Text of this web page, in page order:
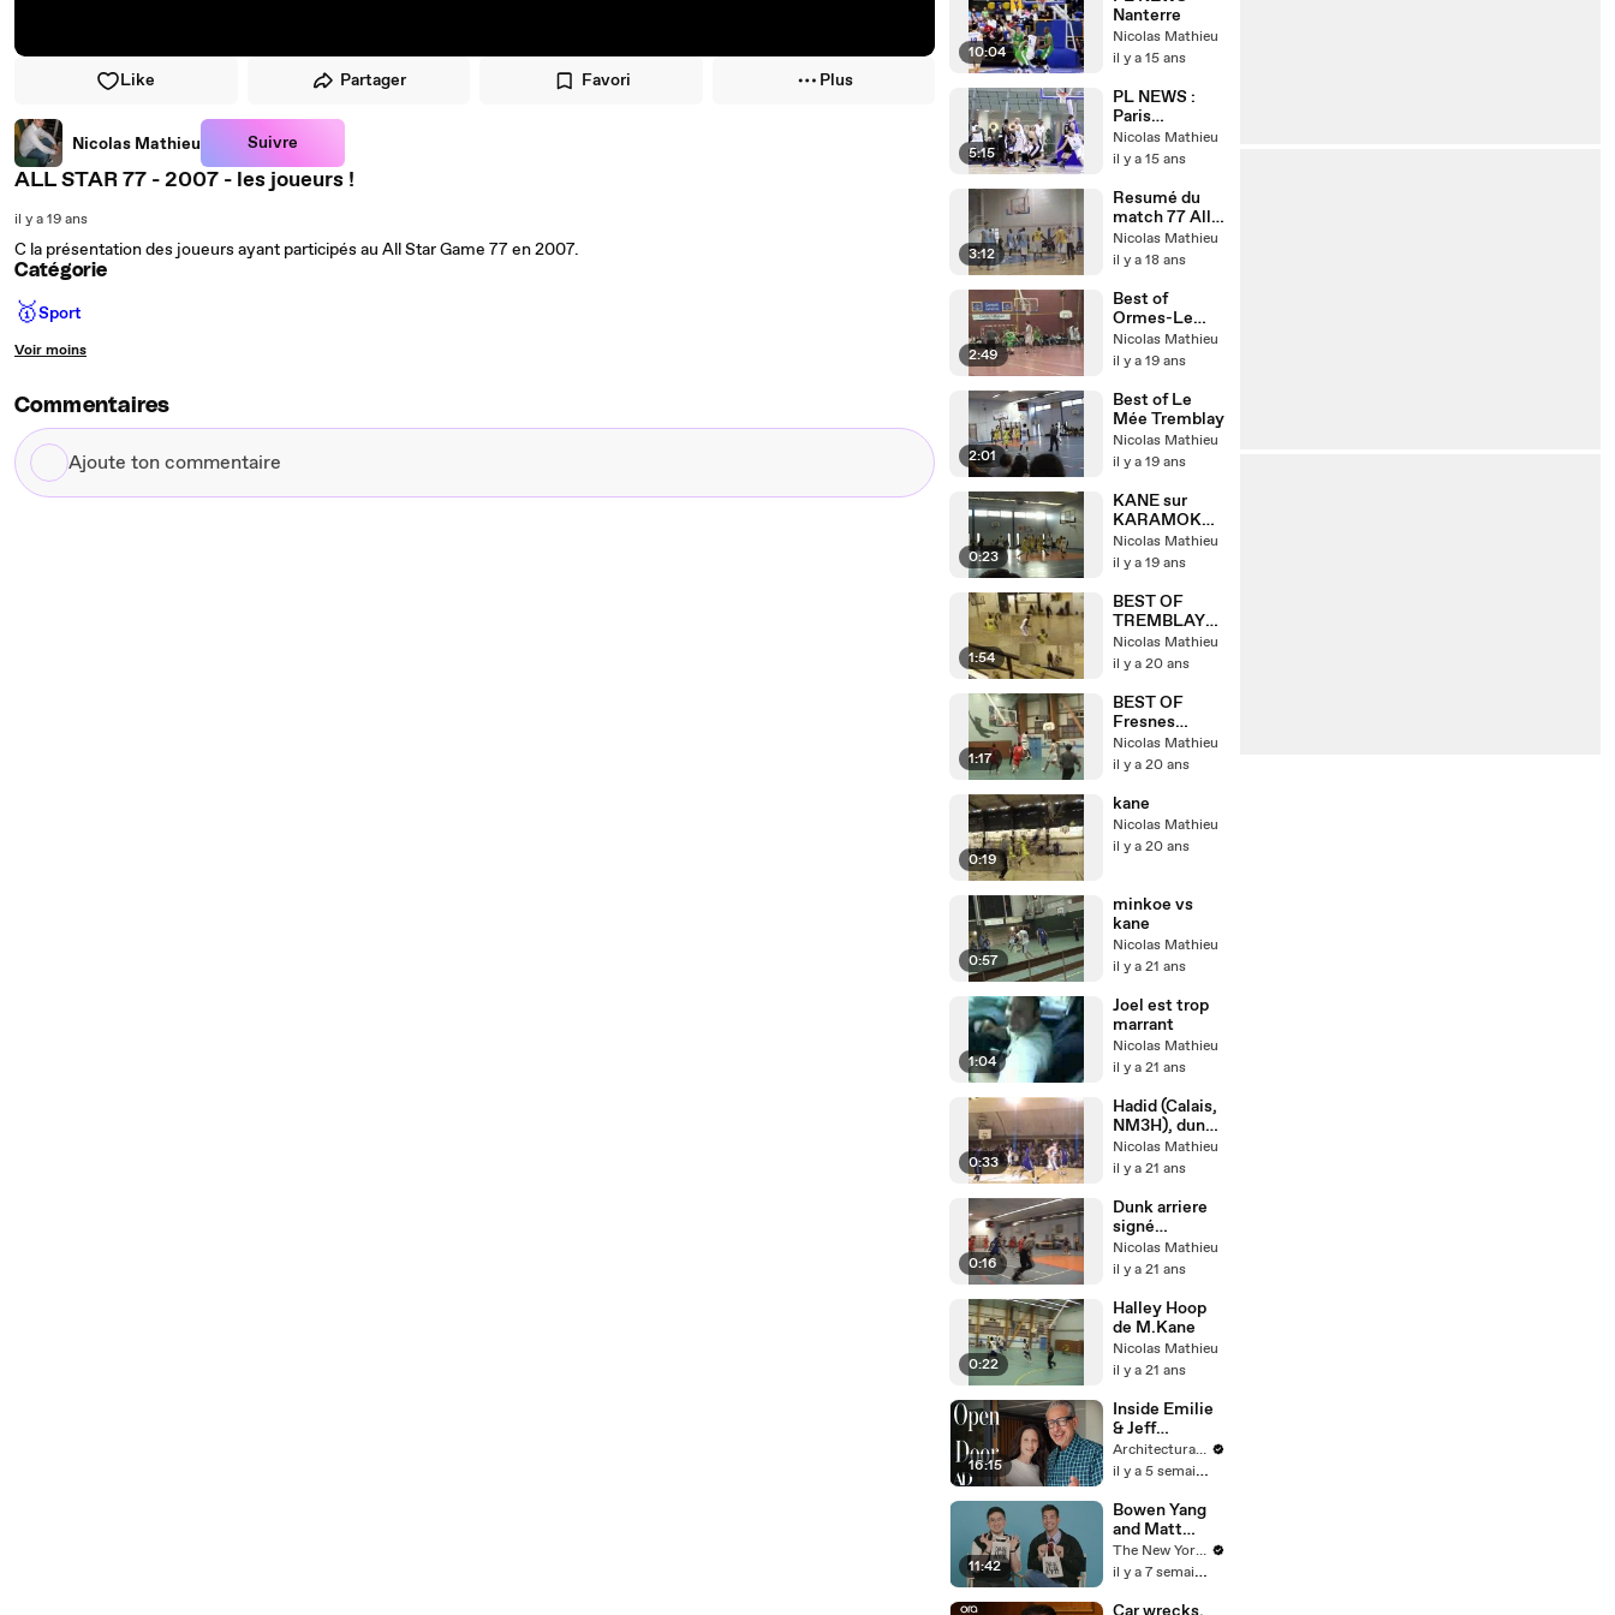
Like Partager Favori Plus
Nicolas Mathieu Suivre
ALL STAR 77 - 2007 - les joueurs !
il y a 19 ans
C la présentation des joueurs ayant participés au All Star Game 77 en 2007.
Catégorie
🥇Sport
Voir moins
Commentaires
Ajoute
ton
10:04
Nanterre
Nicolas Mathieu
il y a 15 ans
5:15
PL NEWS :
Paris
Levallois -
JDA Dijon
Nicolas Mathieu
il y a 15 ans
3:12
Resumé du
match 77 All
Star 07-08
Nicolas Mathieu
il y a 18 ans
2:49
Best of
Ormes-Le
Mée
Nicolas Mathieu
il y a 19 ans
2:01
Best of Le
Mée Tremblay
Nicolas Mathieu
il y a 19 ans
0:23
KANE sur
KARAMOKO.
avi
Nicolas Mathieu
il y a 19 ans
1:54
BEST OF
TREMBLAY
LE MEE
Nicolas Mathieu
il y a 20 ans
1:17
BEST OF
Fresnes
version DAILY
MOTION
Nicolas Mathieu
il y a 20 ans
0:19
kane
Nicolas Mathieu
il y a 20 ans
0:57
minkoe vs
kane
Nicolas Mathieu
il y a 21 ans
1:04
Joel est trop
marrant
Nicolas Mathieu
il y a 21 ans
0:33
Hadid (Calais,
NM3H), dunk
pour finir.
Nicolas Mathieu
il y a 21 ans
0:16
Dunk arriere
signé
Mohamed
Kane
Nicolas Mathieu
il y a 21 ans
0:22
Halley Hoop
de M.Kane
Nicolas Mathieu
il y a 21 ans
16:15
Inside Emilie
& Jeff
Goldblum's
Playful Guest
Architectural Digest
il y a 5 semaines
11:42
Bowen Yang
and Matt
Rogers Talk
Gay Anthems
Hobbies | The
The New Yorker
il y a 7 semaines